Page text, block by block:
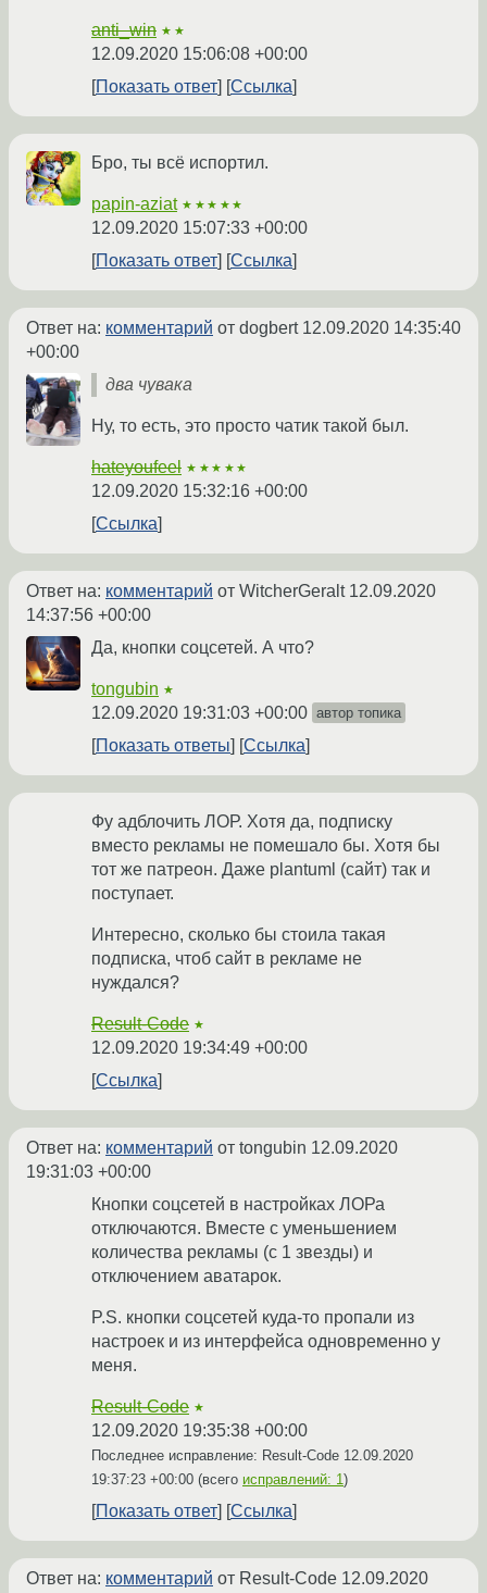
anti_win ★★
12.09.2020 15:06:08 +00:00
Показать ответ
Ссылка
Бро, ты всё испортил.
papin-aziat ★★★★★
12.09.2020 15:07:33 +00:00
Показать ответ
Ссылка
Ответ на: комментарий от dogbert 12.09.2020 14:35:40
+00:00
два чувака
Ну, то есть, это просто чатик такой был.
hateyoufeel ★★★★★
12.09.2020 15:32:16 +00:00
Ссылка
Ответ на: комментарий от WitcherGeralt 12.09.2020
14:37:56 +00:00
Да, кнопки соцсетей. А что?
tongubin ★
12.09.2020 19:31:03 +00:00 автор топика
Показать ответы Ссылка
Фу адблочить ЛОР. Хотя да, подписку
вместо рекламы не помешало бы. Хотя бы
тот же патреон. Даже plantuml (сайт) так и
поступает.
Интересно, сколько бы стоила такая
подписка, чтоб сайт в рекламе не
нуждался?
Result-Code ★
12.09.2020 19:34:49 +00:00
Ссылка
Ответ на: комментарий от tongubin 12.09.2020
19:31:03 +00:00
Кнопки соцсетей в настройках ЛОРа
отключаются. Вместе с уменьшением
количества рекламы (с 1 звезды) и
отключением аватарок.
P.S. кнопки соцсетей куда-то пропали из
настроек и из интерфейса одновременно у
меня.
Result-Code ★
12.09.2020 19:35:38 +00:00
Последнее исправление: Result-Code 12.09.2020
19:37:23 +00:00 (всего исправлений: 1)
Показать ответ Ссылка
Ответ на: комментарий от Result-Code 12.09.2020